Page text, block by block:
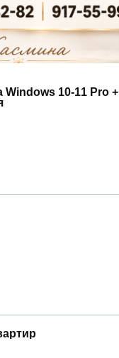
Windows 10-11 Pro +